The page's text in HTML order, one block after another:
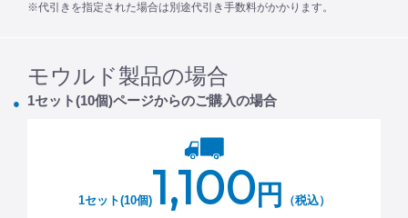
※代引きを指定された場合は別途代引き手数料がかかります。
モウルド製品の場合
1セット(10個)ページからのご購入の場合
1セット(10個)1,100 円 （税込）